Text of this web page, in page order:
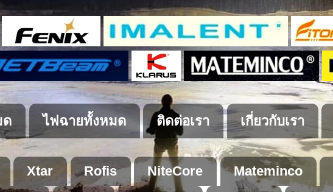
ด ไฟฉายทั้งหมด ติดต่อเรา เกี่ยวกับเรา
Xtar Rofis NiteCore Mateminco